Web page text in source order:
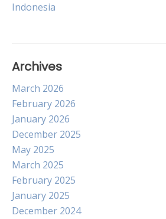
navigation
Indonesia
Archives
March 2026
February 2026
January 2026
December 2025
May 2025
March 2025
February 2025
January 2025
December 2024